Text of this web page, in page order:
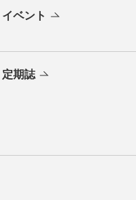
イベント
定期誌